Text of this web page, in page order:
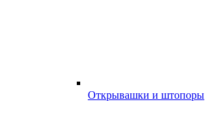
Открывашки и штопоры